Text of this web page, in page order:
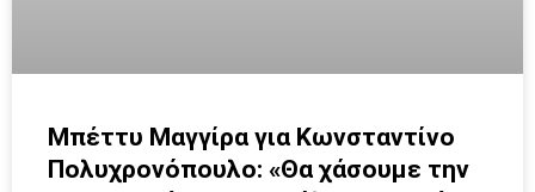
Μπέττυ Μαγγίρα για Κωνσταντίνο
Πολυχρονόπουλο: «Θα χάσουμε την